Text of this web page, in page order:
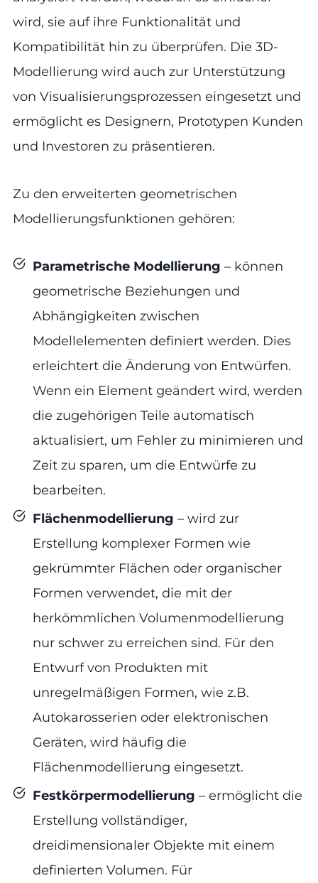
wird, sie auf ihre Funktionalität und
Kompatibilität hin zu überprüfen. Die 3D-
Modellierung wird auch zur Unterstützung
von Visualisierungsprozessen eingesetzt und
ermöglicht es Designern, Prototypen Kunden
und Investoren zu präsentieren.
Zu den erweiterten geometrischen
Modellierungsfunktionen gehören:
Parametrische Modellierung – können
geometrische Beziehungen und
Abhängigkeiten zwischen
Modellelementen definiert werden. Dies
erleichtert die Änderung von Entwürfen.
Wenn ein Element geändert wird, werden
die zugehörigen Teile automatisch
aktualisiert, um Fehler zu minimieren und
Zeit zu sparen, um die Entwürfe zu
bearbeiten.
Flächenmodellierung – wird zur
Erstellung komplexer Formen wie
gekrümmter Flächen oder organischer
Formen verwendet, die mit der
herkömmlichen Volumenmodellierung
nur schwer zu erreichen sind. Für den
Entwurf von Produkten mit
unregelmäßigen Formen, wie z.B.
Autokarosserien oder elektronischen
Geräten, wird häufig die
Flächenmodellierung eingesetzt.
Festkörpermodellierung – ermöglicht die
Erstellung vollständiger,
dreidimensionaler Objekte mit einem
definierten Volumen. Für